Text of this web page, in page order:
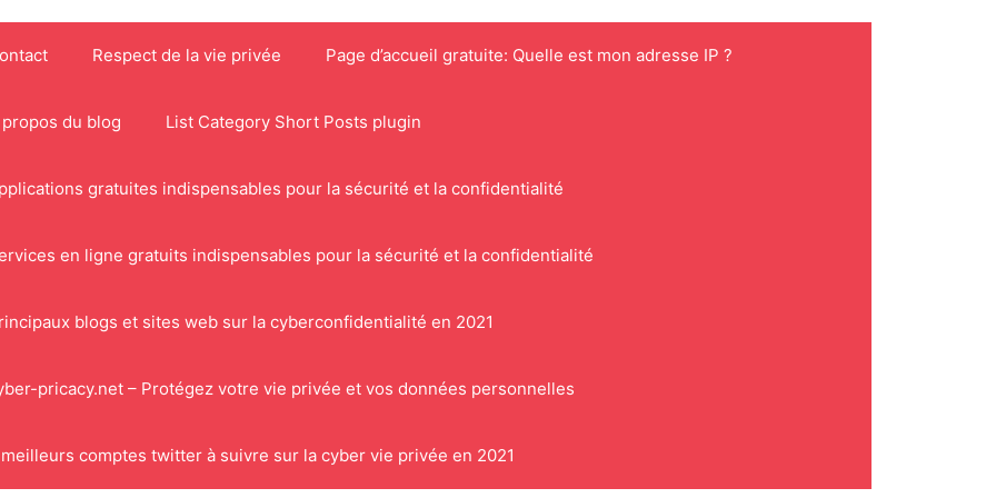
Respect de la vie privée Page d’accueil gratuite: Quelle est mon adresse IP ?
du blog List Category Short Posts plugin
gratuites indispensables pour la sécurité et la confidentialité
en ligne gratuits indispensables pour la sécurité et la confidentialité
blogs et sites web sur la cyberconfidentialité en 2021
pricacy.net – Protégez votre vie privée et vos données personnelles
comptes twitter à suivre sur la cyber vie privée en 2021